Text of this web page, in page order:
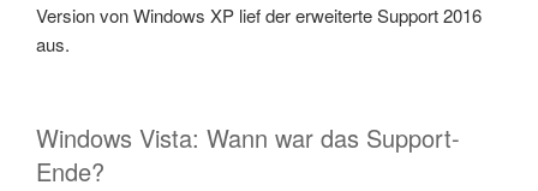
Version von Windows XP lief der erweiterte Support 2016
aus.
Windows Vista: Wann war das Support-
Ende?